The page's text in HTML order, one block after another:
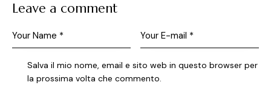
Leave a comment
Salva il mio nome, email e sito web in questo browser per
la prossima volta che commento.